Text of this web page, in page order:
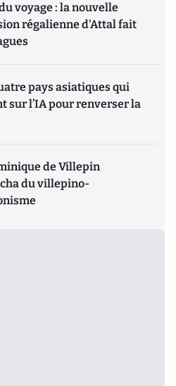
voyage : la nouvelle
régalienne d'Attal fait
pays asiatiques qui
sur l’IA pour renverser la
de Villepin
du villepino-